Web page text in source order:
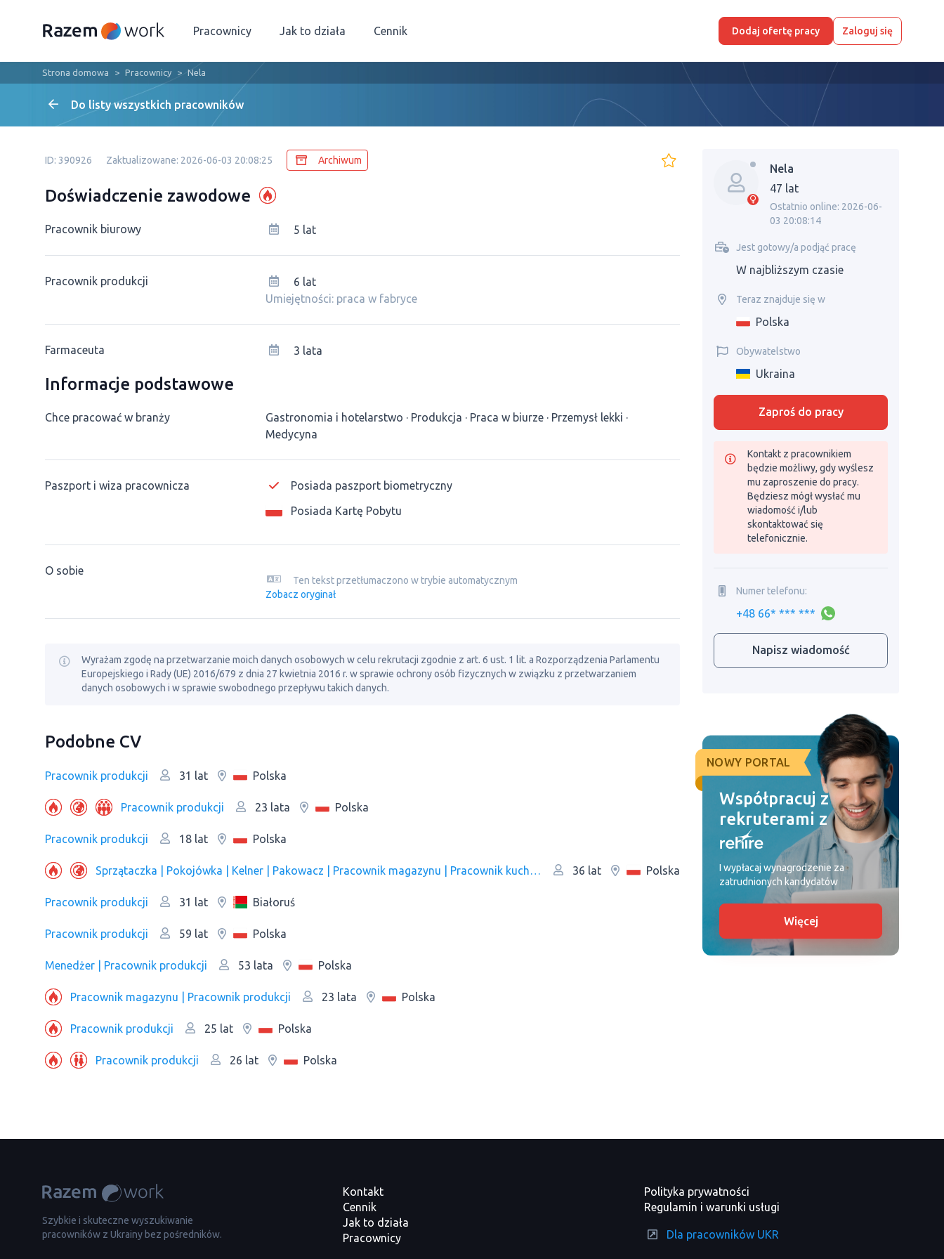
Pracownicy Jak to działa Cennik Dodaj ofertę pracy Zaloguj się
Strona domowa Pracownicy Nela
Do listy wszystkich pracowników
ID: 390926 Zaktualizowane: 2026-06-03 20:08:25 Archiwum
Doświadczenie zawodowe
Pracownik biurowy 5 lat
Pracownik produkcji
6 lat
Umiejętności: praca w fabryce
Farmaceuta 3 lata
Informacje podstawowe
Chce pracować w branży Gastronomia i hotelarstwo Produkcja Praca w biurze
Przemysł lekki
Medycyna
Paszport i wiza pracownicza
Posiada paszport biometryczny
Posiada Kartę Pobytu
O sobie
Ten tekst przetłumaczono w trybie automatycznym
Zobacz oryginał
Wyrażam zgodę na przetwarzanie moich danych osobowych w celu rekrutacji zgodnie z art. 6 ust. 1 lit. a Rozporządzenia Parlamentu
Europejskiego i Rady (UE) 2016/679 z dnia 27 kwietnia 2016 r. w sprawie ochrony osób fizycznych w związku z przetwarzaniem
danych osobowych i w sprawie swobodnego przepływu takich danych.
Podobne CV
Pracownik produkcji 31 lat Polska
Pracownik produkcji 23 lata Polska
Pracownik produkcji 18 lat Polska
36 lat Polska
Pracownik produkcji 31 lat Białoruś
Pracownik produkcji 59 lat Polska
Menedżer | Pracownik produkcji 53 lata Polska
Рracownik magazynu | Pracownik produkcji 23 lata Polska
Pracownik produkcji 25 lat Polska
Pracownik produkcji 26 lat Polska
Nela
47 lat
Ostatnio online: 2026-06-
03 20:08:14
Jest gotowy/a podjąć pracę
W najbliższym czasie
Teraz znajduje się w
Polska
Obywatelstwo
Ukraina
Zaproś do pracy
Kontakt z pracownikiem
będzie możliwy, gdy wyślesz
mu zaproszenie do pracy.
Będziesz mógł wysłać mu
wiadomość i/lub
skontaktować się
telefonicznie.
Numer telefonu:
+48 66* *** ***
Napisz wiadomość
NOWY PORTAL
Współpracuj z
rekruterami z
I wypłacaj wynagrodzenie za
zatrudnionych kandydatów
Więcej
Szybkie i skuteczne wyszukiwanie
pracowników z Ukrainy bez pośredników.
Kontakt
Cennik
Jak to działa
Pracownicy
Polityka prywatności
Regulamin i warunki usługi
Dla pracowników UKR